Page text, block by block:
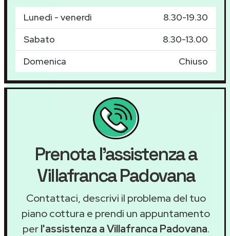
Lunedì - venerdì
8.30-19.30
Sabato
8.30-13.00
Domenica
Chiuso
Prenota l'assistenza a
Villafranca Padovana
Contattaci, descrivi il problema del tuo
piano cottura e prendi un appuntamento
perl'assistenza a Villafranca Padovana.